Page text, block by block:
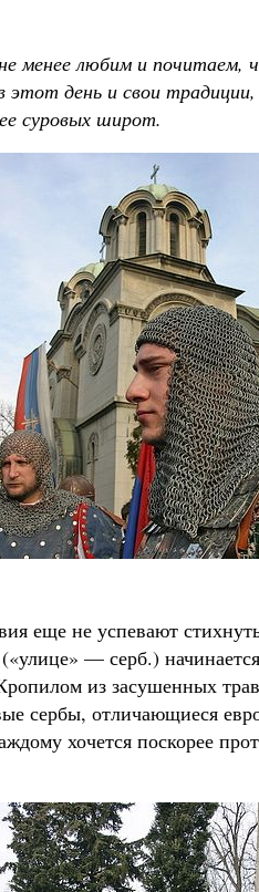
менее любим и почитаем,
день и свои
суровых широт.
еще не успевают
— серб.)
из засушенных
сербы, отличающиеся
хочется поскорее